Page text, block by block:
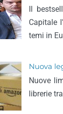
Il
Capitale
temi in
Nuova
Nuove
librerie